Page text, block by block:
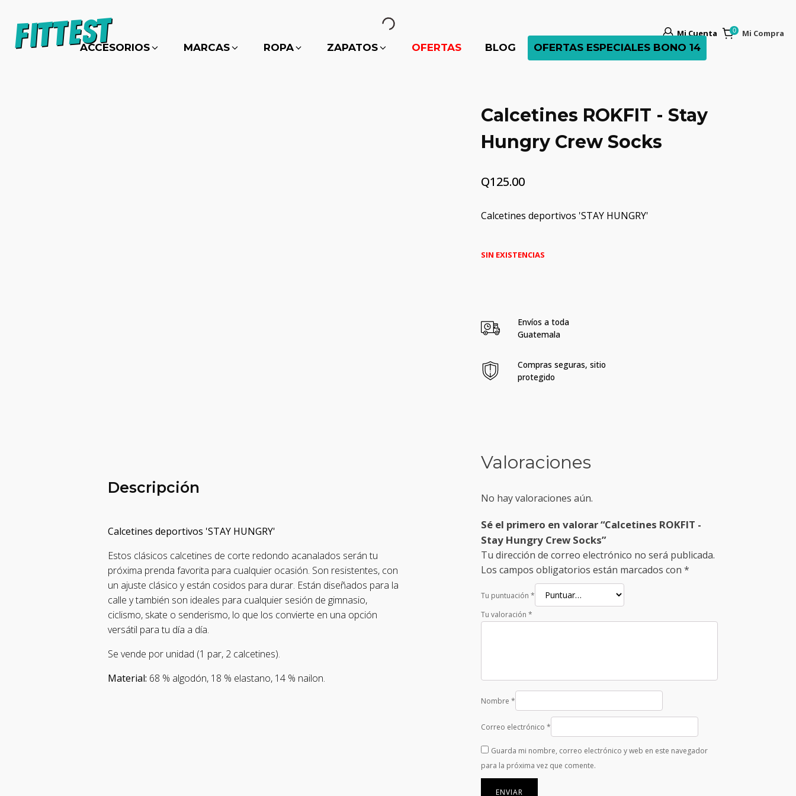
ACCESORIOS MARCAS ROPA ZAPATOS OFERTAS BLOG OFERTAS ESPECIALES BONO 14
Mi Cuenta Mi Compra
Calcetines ROKFIT - Stay
Hungry Crew Socks
Q125.00
Calcetines deportivos 'STAY HUNGRY'
SIN EXISTENCIAS
Envíos a toda
Guatemala
Compras seguras, sitio
protegido
Descripción
Calcetines deportivos 'STAY HUNGRY'
Estos clásicos calcetines de corte redondo acanalados serán tu
próxima prenda favorita para cualquier ocasión. Son resistentes, con
un ajuste clásico y están cosidos para durar. Están diseñados para la
calle y también son ideales para cualquier sesión de gimnasio,
ciclismo, skate o senderismo, lo que los convierte en una opción
versátil para tu día a día.
Se vende por unidad (1 par, 2 calcetines).
Material: 68 % algodón, 18 % elastano, 14 % nailon.
Valoraciones
No hay valoraciones aún.
Sé el primero en valorar “Calcetines ROKFIT -
Stay Hungry Crew Socks”
Tu dirección de correo electrónico no será publicada.
Los campos obligatorios están marcados con *
Tu puntuación *
Tu valoración *
Nombre *
Correo electrónico *
Guarda mi nombre, correo electrónico y web en este navegador
para la próxima vez que comente.